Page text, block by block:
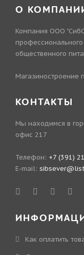
О
Компания ООО
общественного
Магазиностроение
КОНТАКТЫ
Мы находимся в
офис 217
Телефон: +7 (391)
E-mail:
Как оплатить